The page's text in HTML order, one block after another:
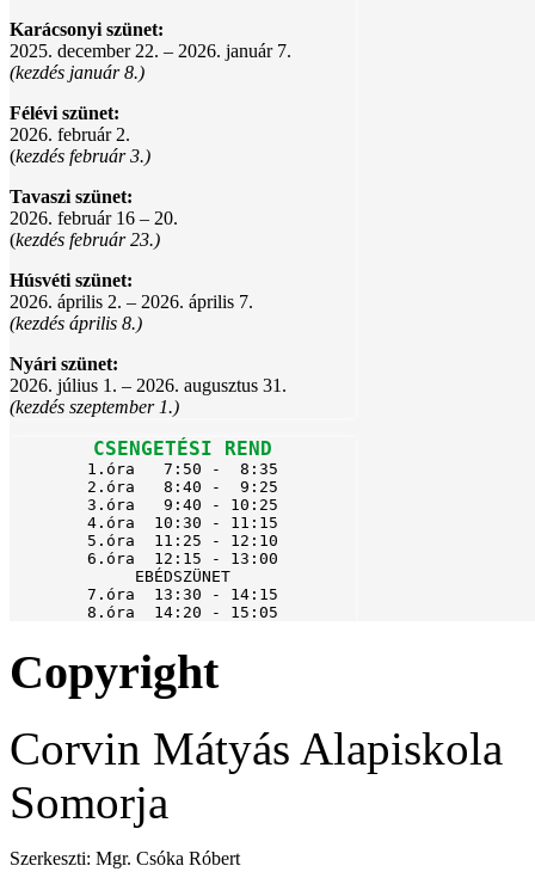
Karácsonyi szünet:
2025. december 22. – 2026. január 7.
(kezdés január 8.)
Félévi szünet:
2026. február 2.
(kezdés február 3.)
Tavaszi szünet:
2026. február 16 – 20.
(kezdés február 23.)
Húsvéti szünet:
2026. április 2. – 2026. április 7.
(kezdés április 8.)
Nyári szünet:
2026. július 1. – 2026. augusztus 31.
(kezdés szeptember 1.)
CSENGETÉSI REND
1.óra   7:50 -  8:35
2.óra   8:40 -  9:25
3.óra   9:40 - 10:25
4.óra  10:30 - 11:15
5.óra  11:25 - 12:10
6.óra  12:15 - 13:00
EBÉDSZÜNET
7.óra  13:30 - 14:15
8.óra  14:20 - 15:05
Copyright
Corvin Mátyás Alapiskola
Somorja
Szerkeszti: Mgr. Csóka Róbert